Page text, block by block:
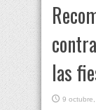
las
9